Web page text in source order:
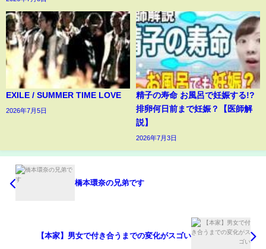
EXILE / SUMMER TIME LOVE
2026年7月5日
精子の寿命 お風呂で妊娠する!?
排卵何日前まで妊娠？【医師解
説】
2026年7月3日
橋本環奈の兄弟です
【本家】男女で付き合うまでの変化がスゴい